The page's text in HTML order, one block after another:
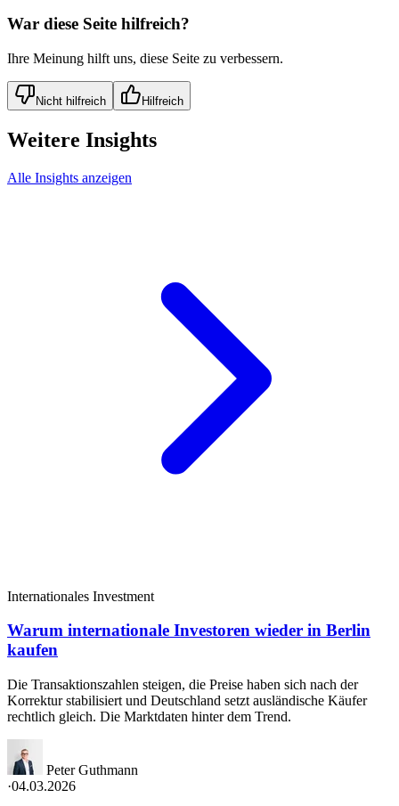
War diese Seite hilfreich?
Ihre Meinung hilft uns, diese Seite zu verbessern.
Nicht hilfreich Hilfreich
Weitere Insights
Alle Insights anzeigen
Internationales Investment
Warum internationale Investoren wieder in Berlin
kaufen
Die Transaktionszahlen steigen, die Preise haben sich nach der
Korrektur stabilisiert und Deutschland setzt ausländische Käufer
rechtlich gleich. Die Marktdaten hinter dem Trend.
Peter Guthmann
·04.03.2026